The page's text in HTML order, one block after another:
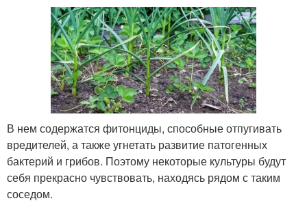
В нем содержатся фитонциды, способные отпугивать
вредителей, а также угнетать развитие патогенных
бактерий и грибов. Поэтому некоторые культуры будут
себя прекрасно чувствовать, находясь рядом с таким
соседом.